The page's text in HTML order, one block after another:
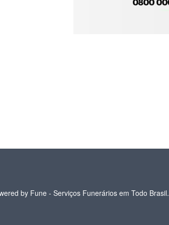
by Fune - Serviços Funerários em Todo Brasil.